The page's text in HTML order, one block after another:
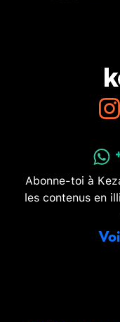
Abonne-toi à
les contenus en